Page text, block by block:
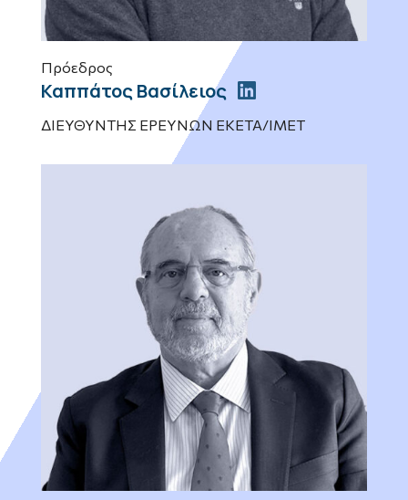
Πρόεδρος
Καππάτος Βασίλειος
ΔΙΕΥΘΥΝΤΗΣ ΕΡΕΥΝΩΝ ΕΚΕΤΑ/ΙΜΕΤ